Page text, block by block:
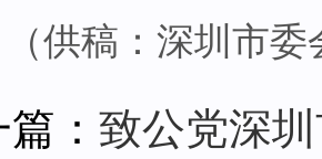
稿：深圳市委
篇： 致公党深